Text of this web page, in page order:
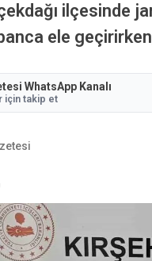
ele
WhatsApp Kanalı
için takip et